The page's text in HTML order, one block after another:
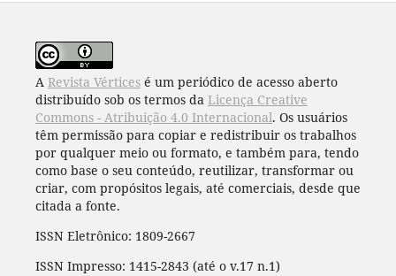
A Revista Vérticesé um periódico de acesso aberto
distribuído sob os termos da Licença Creative
Commons - Atribuição 4.0 Internacional. Os usuários
têm permissão para copiar e redistribuir os trabalhos
por qualquer meio ou formato, e também para, tendo
como base o seu conteúdo, reutilizar, transformar ou
criar, com propósitos legais, até comerciais, desde que
citada a fonte.
ISSN Eletrônico: 1809-2667
ISSN Impresso: 1415-2843 (até o v.17 n.1)